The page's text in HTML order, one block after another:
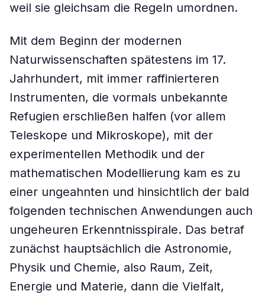
weil sie gleichsam die Regeln umordnen.
Mit dem Beginn der modernen
Naturwissenschaften spätestens im 17.
Jahrhundert, mit immer raffinierteren
Instrumenten, die vormals unbekannte
Refugien erschließen halfen (vor allem
Teleskope und Mikroskope), mit der
experimentellen Methodik und der
mathematischen Modellierung kam es zu
einer ungeahnten und hinsichtlich der bald
folgenden technischen Anwendungen auch
ungeheuren Erkenntnisspirale. Das betraf
zunächst hauptsächlich die Astronomie,
Physik und Chemie, also Raum, Zeit,
Energie und Materie, dann die Vielfalt,